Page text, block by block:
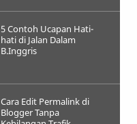
5 Contoh Ucapan Hati-
hati di Jalan Dalam
B.Inggris
Cara Edit Permalink di
Blogger Tanpa